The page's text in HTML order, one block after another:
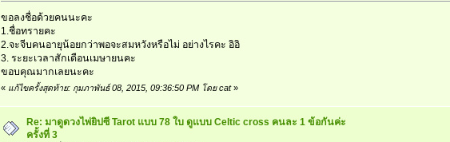
ขอลงชื่อด้วยคนนะคะ
1.ชื่อทรายคะ
2.จะจีบคนอายุน้อยกว่าพอจะสมหวังหรือไม่ อย่างไรคะ อิอิ
3. ระยะเวลาสักเดือนเมษายนคะ
ขอบคุณมากเลยนะคะ
« แก้ไขครั้งสุดท้าย: กุมภาพันธ์ 08, 2015, 09:36:50 PM โดย cat»
Re: มาดูดวงไพ่ยิปซี Tarot แบบ 78 ใบ ดูแบบ Celtic cross คนละ 1 ข้อกันค่ะ
ครั้งที่ 3